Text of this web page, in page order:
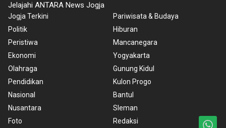
Jelajahi ANTARA News Jogja
Jogja Terkini
Politik
Peristiwa
Ekonomi
Olahraga
Pendidikan
Nasional
Nusantara
Foto
Pariwisata & Budaya
Hiburan
Mancanegara
Yogyakarta
Gunung Kidul
Kulon Progo
Bantul
Sleman
Redaksi